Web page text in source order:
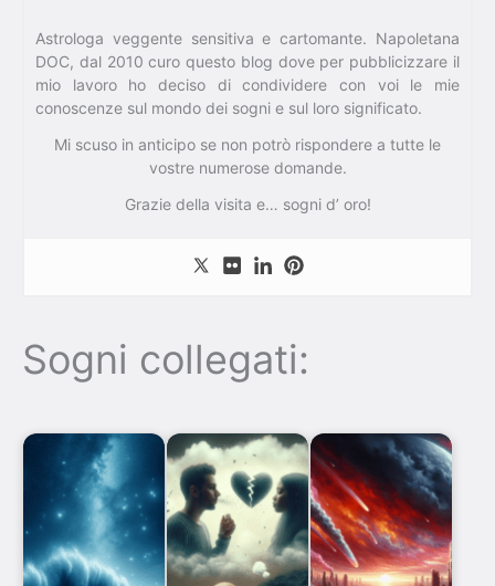
Astrologa veggente sensitiva e cartomante. Napoletana
DOC, dal 2010 curo questo blog dove per pubblicizzare il
mio lavoro ho deciso di condividere con voi le mie
conoscenze sul mondo dei sogni e sul loro significato.
Mi scuso in anticipo se non potrò rispondere a tutte le
vostre numerose domande.
Grazie della visita e… sogni d’ oro!
Sogni collegati: